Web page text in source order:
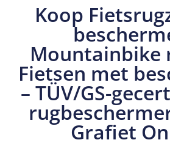
Koop
Mountainbike
Fietsen met
– TÜV/GS-
Grafiet